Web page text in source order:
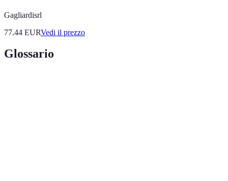
Gagliardisrl
77.44 EURVedi il prezzo
Glossario